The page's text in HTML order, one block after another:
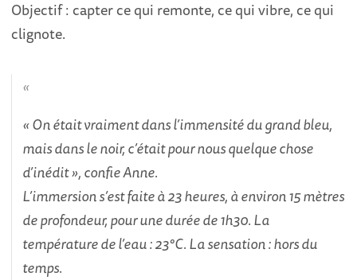
Objectif : capter ce qui remonte, ce qui vibre, ce qui
clignote.
« On était vraiment dans l’immensité du grand bleu,
mais dans le noir, c’était pour nous quelque chose
d’inédit », confie Anne.
L’immersion s’est faite à 23 heures, à environ 15 mètres
de profondeur, pour une durée de 1h30. La
température de l’eau : 23°C. La sensation : hors du
temps.